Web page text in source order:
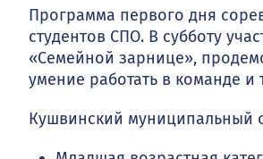
Программа первого дня
студентов СПО. В субботу
«Семейной зарнице»,
умение работать в команде и
Кушвинский муниципальный